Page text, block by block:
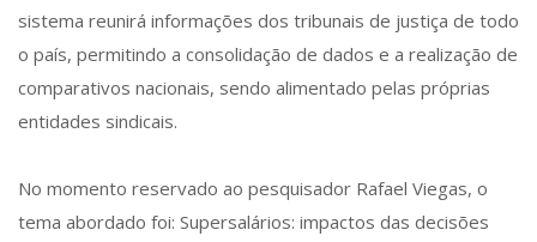
sistema reunirá informações dos tribunais de justiça de todo
o país, permitindo a consolidação de dados e a realização de
comparativos nacionais, sendo alimentado pelas próprias
entidades sindicais.
No momento reservado ao pesquisador Rafael Viegas, o
tema abordado foi: Supersalários: impactos das decisões